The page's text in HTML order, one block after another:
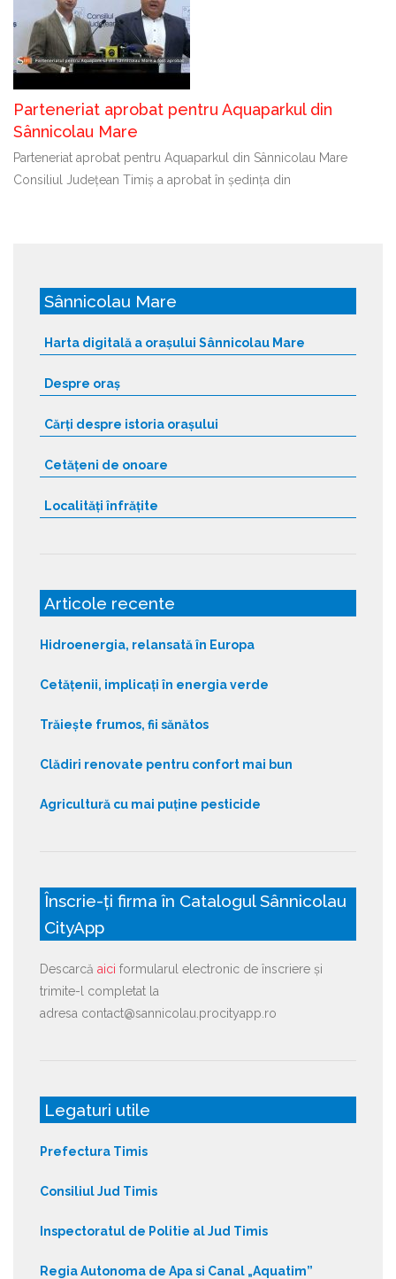
Parteneriat aprobat pentru Aquaparkul din
Sânnicolau Mare
Parteneriat aprobat pentru Aquaparkul din Sânnicolau Mare
Consiliul Județean Timiș a aprobat în ședința din
Sânnicolau Mare
Harta digitală a orașului Sânnicolau Mare
Despre oraș
Cărți despre istoria orașului
Cetățeni de onoare
Localități înfrățite
Articole recente
Hidroenergia, relansată în Europa
Cetățenii, implicați în energia verde
Trăiește frumos, fii sănătos
Clădiri renovate pentru confort mai bun
Agricultură cu mai puține pesticide
Înscrie-ți firma în Catalogul Sânnicolau
CityApp
Descarcă aici formularul electronic de înscriere și
trimite-l completat la
adresa contact@sannicolau.procityapp.ro
Legaturi utile
Prefectura Timis
Consiliul Jud Timis
Inspectoratul de Politie al Jud Timis
Regia Autonoma de Apa si Canal „Aquatim”